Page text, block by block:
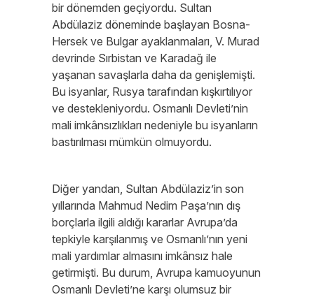
bir dönemden geçiyordu. Sultan
Abdülaziz döneminde başlayan Bosna-
Hersek ve Bulgar ayaklanmaları, V. Murad
devrinde Sırbistan ve Karadağ ile
yaşanan savaşlarla daha da genişlemişti.
Bu isyanlar, Rusya tarafından kışkırtılıyor
ve destekleniyordu. Osmanlı Devleti’nin
mali imkânsızlıkları nedeniyle bu isyanların
bastırılması mümkün olmuyordu.
Diğer yandan, Sultan Abdülaziz’in son
yıllarında Mahmud Nedim Paşa’nın dış
borçlarla ilgili aldığı kararlar Avrupa’da
tepkiyle karşılanmış ve Osmanlı’nın yeni
mali yardımlar almasını imkânsız hale
getirmişti. Bu durum, Avrupa kamuoyunun
Osmanlı Devleti’ne karşı olumsuz bir